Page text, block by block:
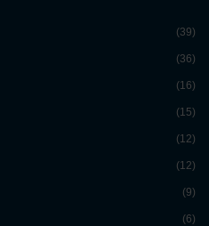
(39)
(36)
(16)
(15)
(12)
(12)
(9)
(6)